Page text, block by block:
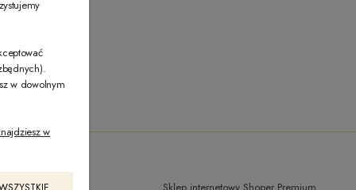
w dowolnym
w